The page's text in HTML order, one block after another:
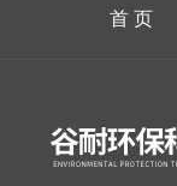
首 页